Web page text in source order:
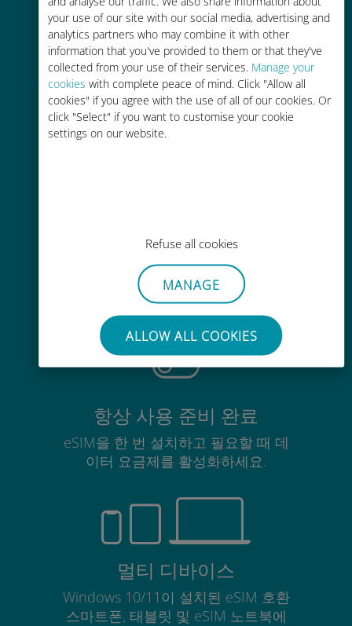
your use of our site with our social media, advertising and
analytics partners who may combine it with other
information that you've provided to them or that they've
collected from your use of their services. Manage your
cookies with complete peace of mind. Click "Allow all
cookies" if you agree with the use of all of our cookies. Or
click "Select" if you want to customise your cookie
settings on our website.
Refuse all cookies
MANAGE
ALLOW ALL COOKIES
간편한 충전
Wi-Fi나 남은 데이터가 없어도 Ubigi
간편한
기존 SIM 카드를 제거할 필요가 없습
니다.
항상 사용 준비 완료
eSIM을 한 번 설치하고 필요할 때 데
이터 요금제를 활성화하세요.
멀티 디바이스
Windows 10/11이 설치된 eSIM 호환
스마트폰, 태블릿 및 eSIM 노트북에